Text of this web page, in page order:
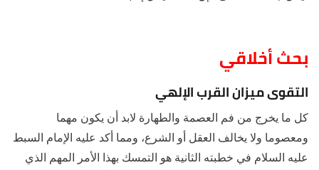
بحث أخلاقي
التقوى ميزان القرب الإلهي
كل ما يخرج من فم العصمة والطهارة لابد أن يكون مهما
ومعصوما ولا يخالف العقل أو الشرع، ومما أكد عليه الإمام السبط
عليه السلام في خطبته الثانية هو التمسك بهذا الأمر المهم الذي